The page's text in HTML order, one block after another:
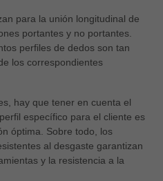
ทย
para la unión longitudinal de
portantes y no portantes.
perfiles de dedos son tan
los correspondientes
hay que tener en cuenta el
específico para el cliente es
óptima. Sobre todo, los
al desgaste garantizan
y la resistencia a la